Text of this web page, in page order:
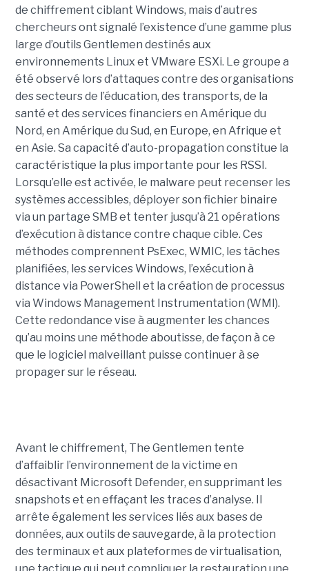
de chiffrement ciblant Windows, mais d’autres
chercheurs ont signalé l’existence d’une gamme plus
large d’outils Gentlemen destinés aux
environnements Linux et VMware ESXi. Le groupe a
été observé lors d’attaques contre des organisations
des secteurs de l’éducation, des transports, de la
santé et des services financiers en Amérique du
Nord, en Amérique du Sud, en Europe, en Afrique et
en Asie. Sa capacité d’auto-propagation constitue la
caractéristique la plus importante pour les RSSI.
Lorsqu’elle est activée, le malware peut recenser les
systèmes accessibles, déployer son fichier binaire
via un partage SMB et tenter jusqu’à 21 opérations
d’exécution à distance contre chaque cible. Ces
méthodes comprennent PsExec, WMIC, les tâches
planifiées, les services Windows, l’exécution à
distance via PowerShell et la création de processus
via Windows Management Instrumentation (WMI).
Cette redondance vise à augmenter les chances
qu’au moins une méthode aboutisse, de façon à ce
que le logiciel malveillant puisse continuer à se
propager sur le réseau.
Avant le chiffrement, The Gentlemen tente
d’affaiblir l’environnement de la victime en
désactivant Microsoft Defender, en supprimant les
snapshots et en effaçant les traces d’analyse. Il
arrête également les services liés aux bases de
données, aux outils de sauvegarde, à la protection
des terminaux et aux plateformes de virtualisation,